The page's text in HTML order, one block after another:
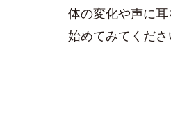
体の変化や声に
始めてみてくださ